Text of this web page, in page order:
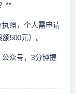
**
照，个人需申请
500元）。
众号，3分钟提